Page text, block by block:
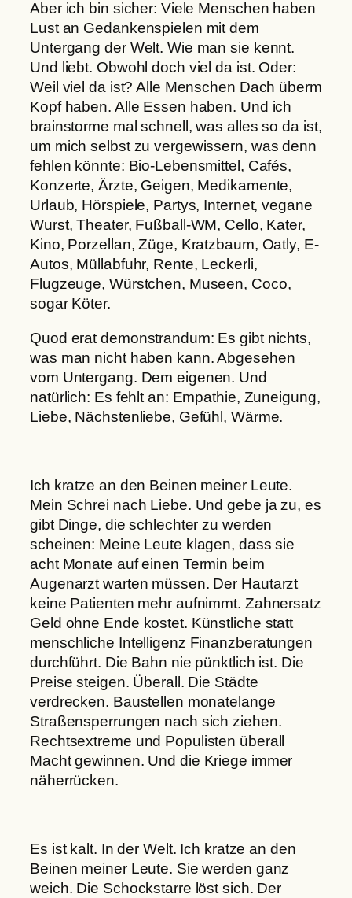
Aber ich bin sicher: Viele Menschen haben
Lust an Gedankenspielen mit dem
Untergang der Welt. Wie man sie kennt.
Und liebt. Obwohl doch viel da ist. Oder:
Weil viel da ist? Alle Menschen Dach überm
Kopf haben. Alle Essen haben. Und ich
brainstorme mal schnell, was alles so da ist,
um mich selbst zu vergewissern, was denn
fehlen könnte: Bio-Lebensmittel, Cafés,
Konzerte, Ärzte, Geigen, Medikamente,
Urlaub, Hörspiele, Partys, Internet, vegane
Wurst, Theater, Fußball-WM, Cello, Kater,
Kino, Porzellan, Züge, Kratzbaum, Oatly, E-
Autos, Müllabfuhr, Rente, Leckerli,
Flugzeuge, Würstchen, Museen, Coco,
sogar Köter.
Quod erat demonstrandum: Es gibt nichts,
was man nicht haben kann. Abgesehen
vom Untergang. Dem eigenen. Und
natürlich: Es fehlt an: Empathie, Zuneigung,
Liebe, Nächstenliebe, Gefühl, Wärme.
Ich kratze an den Beinen meiner Leute.
Mein Schrei nach Liebe. Und gebe ja zu, es
gibt Dinge, die schlechter zu werden
scheinen: Meine Leute klagen, dass sie
acht Monate auf einen Termin beim
Augenarzt warten müssen. Der Hautarzt
keine Patienten mehr aufnimmt. Zahnersatz
Geld ohne Ende kostet. Künstliche statt
menschliche Intelligenz Finanzberatungen
durchführt. Die Bahn nie pünktlich ist. Die
Preise steigen. Überall. Die Städte
verdrecken. Baustellen monatelange
Straßensperrungen nach sich ziehen.
Rechtsextreme und Populisten überall
Macht gewinnen. Und die Kriege immer
näherrücken.
Es ist kalt. In der Welt. Ich kratze an den
Beinen meiner Leute. Sie werden ganz
weich. Die Schockstarre löst sich. Der